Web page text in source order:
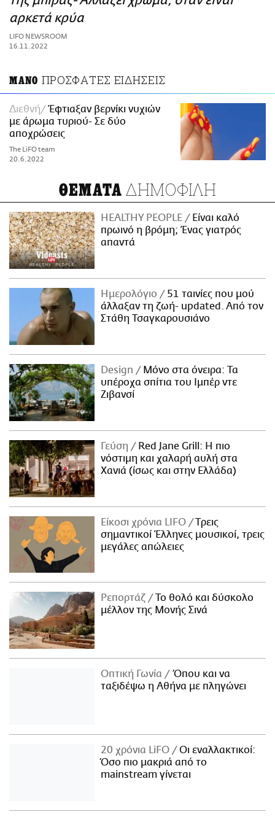
ΑΜΠΑ
PRINT
αρκετά κρύα
LIFO NEWSROOM
16.11.2022
ΜΑΝΟ ΠΡΟΣΦΑΤΕΣ ΕΙΔΗΣΕΙΣ
Διεθνή
Έφτιαξαν βερνίκι νυχιών
με άρωμα τυριού- Σε δύο
αποχρώσεις
The LiFO team
20.6.2022
ΘΕΜΑΤΑ ΔΗΜΟΦΙΛΗ
HEALTHY PEOPLE
Είναι καλό
πρωινό η βρόμη; Ένας γιατρός
απαντά
Ημερολόγιο
51 ταινίες που μού
άλλαξαν τη ζωή- updated. Aπό τον
Στάθη Τσαγκαρουσιάνο
Design
Μόνο στα όνειρα: Τα
υπέροχα σπίτια του Ιμπέρ ντε
Ζιβανσί
Γεύση
Red Jane Grill: Η πιο
νόστιμη και χαλαρή αυλή στα
Χανιά (ίσως και στην Ελλάδα)
Είκοσι χρόνια LIFO
Tρεις
σημαντικοί Έλληνες μουσικοί, τρεις
μεγάλες απώλειες
Ρεπορτάζ
Το θολό και δύσκολο
μέλλον της Μονής Σινά
Οπτική Γωνία
Όπου και να
ταξιδέψω η Αθήνα με πληγώνει
20 χρόνια LiFO
Οι εναλλακτικοί:
Όσο πιο μακριά από το
mainstream γίνεται